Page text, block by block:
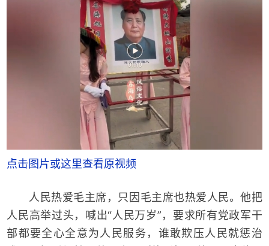
点击图片或这里查看原视频
人民热爱毛主席，只因毛主席也热爱人民。他把
人民高举过头，喊出“人民万岁”，要求所有党政军干
部都要全心全意为人民服务，谁敢欺压人民就惩治